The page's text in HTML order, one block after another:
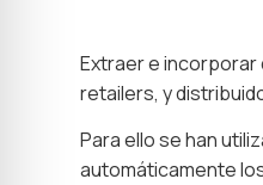
Extraer e
retailers, y
Para ello se han
automáticamente